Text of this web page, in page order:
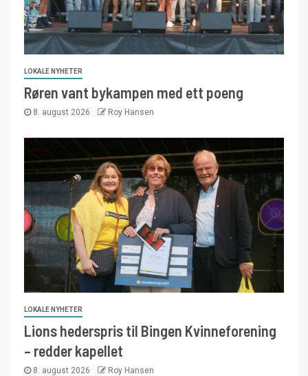
LOKALE NYHETER
Røren vant bykampen med ett poeng
8. august 2026 Roy Hansen
LOKALE NYHETER
Lions hederspris til Bingen Kvinneforening
– redder kapellet
8. august 2026 Roy Hansen